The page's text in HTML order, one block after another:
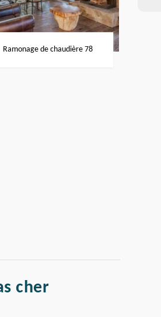
Ramonage de chaudière 78
cher